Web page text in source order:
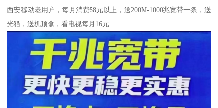
西安移动老用户，每月消费58元以上，送200M-1000兆宽带一条，送
光猫，送机顶盒，看电视每月16元